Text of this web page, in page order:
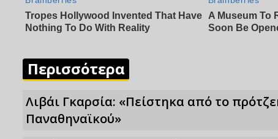
Περισσότερα
Λιβάι Γκαρσία: «Πείστηκα από το
Παναθηναϊκού»